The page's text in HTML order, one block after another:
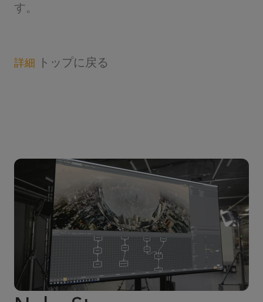
す。
詳細 トップに戻る